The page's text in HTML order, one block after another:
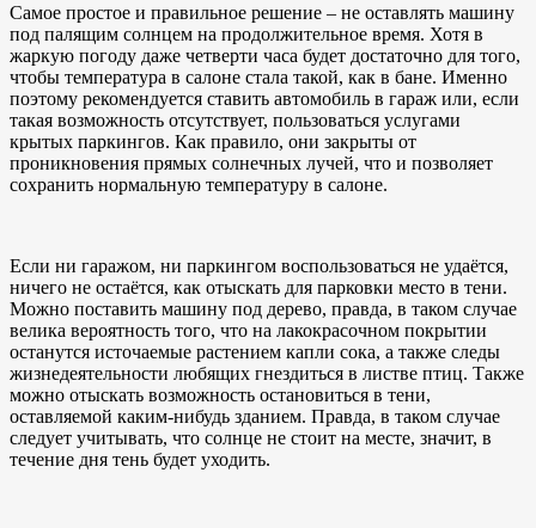
Самое простое и правильное решение – не оставлять машину
под палящим солнцем на продолжительное время. Хотя в
жаркую погоду даже четверти часа будет достаточно для того,
чтобы температура в салоне стала такой, как в бане. Именно
поэтому рекомендуется ставить автомобиль в гараж или, если
такая возможность отсутствует, пользоваться услугами
крытых паркингов. Как правило, они закрыты от
проникновения прямых солнечных лучей, что и позволяет
сохранить нормальную температуру в салоне.
Если ни гаражом, ни паркингом воспользоваться не удаётся,
ничего не остаётся, как отыскать для парковки место в тени.
Можно поставить машину под дерево, правда, в таком случае
велика вероятность того, что на лакокрасочном покрытии
останутся источаемые растением капли сока, а также следы
жизнедеятельности любящих гнездиться в листве птиц. Также
можно отыскать возможность остановиться в тени,
оставляемой каким-нибудь зданием. Правда, в таком случае
следует учитывать, что солнце не стоит на месте, значит, в
течение дня тень будет уходить.